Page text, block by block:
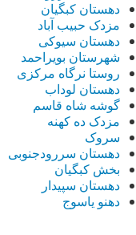
دهستان کبگیان
مزدک حبیب آباد
دهستان سیوکی
شهرستان بویراحمد
روستا نرگاه مرکزی
دهستان لوداب
گوشه شاه قاسم
مزدک ده کهنه
سروک
دهستان سررودجنوبی
بخش کبگیان
دهستان سپیدار
دهنو یاسوج